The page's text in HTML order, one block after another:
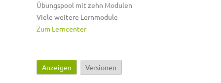
Übungspool mit zehn Modulen
Viele weitere Lernmodule
Zum Lerncenter
Haupt-Reiter
Anzeigen (aktiver Reiter)
Versionen